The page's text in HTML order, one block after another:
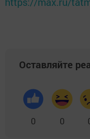
Оставляйте
0 0